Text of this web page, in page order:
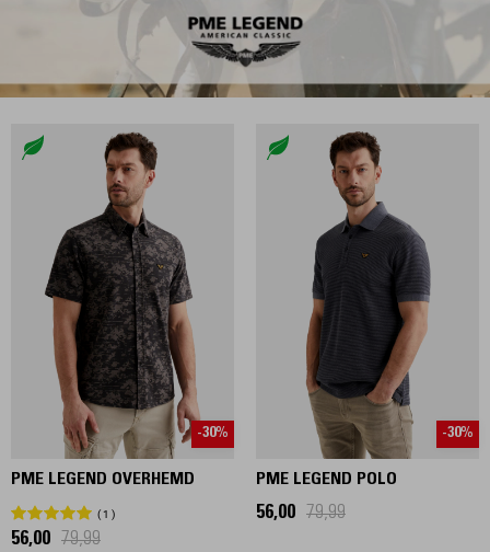
-30%
PME LEGEND OVERHEMD
1
56,00 79,99
-30%
PME LEGEND POLO
56,00 79,99